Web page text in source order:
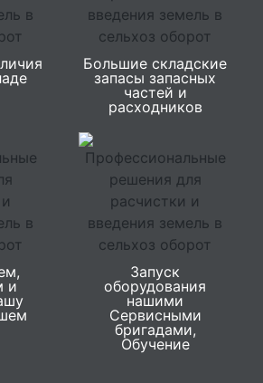
Большие складские
запасы запасных
частей и
расходников
и
Запуск
оборудования
нашими
Сервисными
бригадами,
Обучение